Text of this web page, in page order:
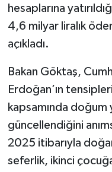
hesaplarına
4,6 milyar liralık
açıkladı.
Bakan Göktaş,
Erdoğan’ın
kapsamında doğum
güncellendiğini
2025 itibarıyla
seferlik, ikinci